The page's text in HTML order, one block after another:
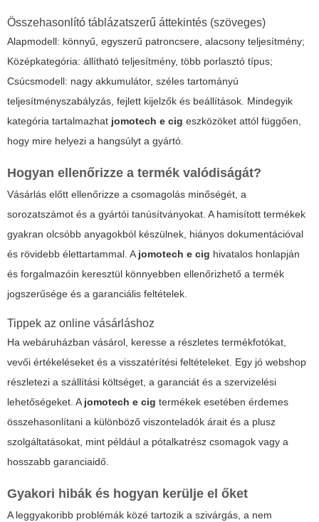
Összehasonlító táblázatszerű áttekintés (szöveges)
Alapmodell: könnyű, egyszerű patroncsere, alacsony teljesítmény;
Középkategória: állítható teljesítmény, több porlasztó típus;
Csúcsmodell: nagy akkumulátor, széles tartományú
teljesítményszabályzás, fejlett kijelzők és beállítások. Mindegyik
kategória tartalmazhat jomotech e cig eszközöket attól függően,
hogy mire helyezi a hangsúlyt a gyártó.
Hogyan ellenőrizze a termék valódiságát?
Vásárlás előtt ellenőrizze a csomagolás minőségét, a
sorozatszámot és a gyártói tanúsítványokat. A hamisított termékek
gyakran olcsóbb anyagokból készülnek, hiányos dokumentációval
és rövidebb élettartammal. Ajomotech e cig hivatalos honlapján
és forgalmazóin keresztül könnyebben ellenőrizhető a termék
jogszerűsége és a garanciális feltételek.
Tippek az online vásárláshoz
Ha webáruházban vásárol, keresse a részletes termékfotókat,
vevői értékeléseket és a visszatérítési feltételeket. Egy jó webshop
részletezi a szállítási költséget, a garanciát és a szervizelési
lehetőségeket. Ajomotech e cig termékek esetében érdemes
összehasonlítani a különböző viszonteladók árait és a plusz
szolgáltatásokat, mint például a pótalkatrész csomagok vagy a
hosszabb garanciaidő.
Gyakori hibák és hogyan kerülje el őket
A leggyakoribb problémák közé tartozik a szivárgás, a nem